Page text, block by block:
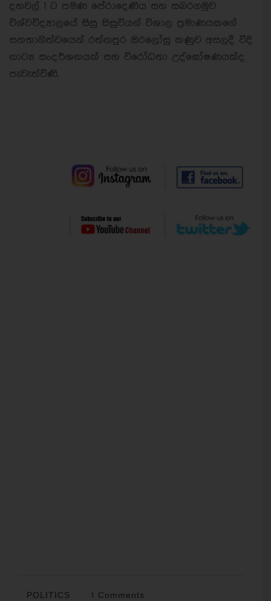
දහවල් 1 ට පමණ පේරාදෙණිය සහ සබරගමුව
විශ්වවිද්‍යාලයේ සිසු සිසුවියන් විශාල ප්‍රමාණයකගේ
සහභාගිත්වයෙන් රත්නපුර ඔරලෝසු කණුව අසලදී වීදි
නාට්‍ය සංදර්ශනයක් සහ විරෝධතා උද්ඝෝෂණයක්ද
පැවැත්විණි.
POLITICS 1 Comments